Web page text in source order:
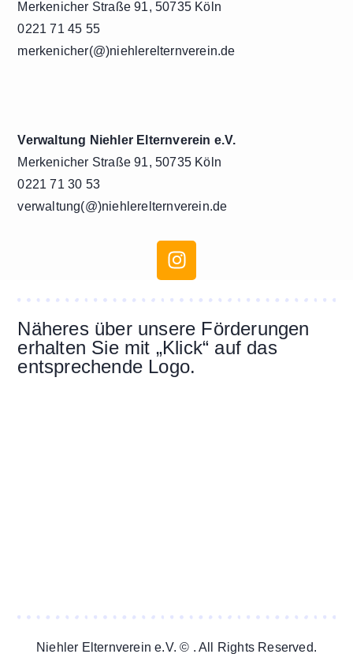
Merkenicher Straße 91, 50735 Köln
0221 71 45 55
merkenicher(@)niehlerelternverein.de
Verwaltung Niehler Elternverein e.V.
Merkenicher Straße 91, 50735 Köln
0221 71 30 53
verwaltung(@)niehlerelternverein.de
Näheres über unsere Förderungen
erhalten Sie mit „Klick“ auf das
entsprechende Logo.
Niehler Elternverein e.V. © . All Rights Reserved.